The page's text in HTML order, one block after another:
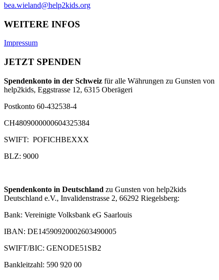
bea.wieland@help2kids.org
WEITERE INFOS
Impressum
JETZT SPENDEN
Spendenkonto in der Schweiz für alle Währungen zu Gunsten von
help2kids, Eggstrasse 12, 6315 Oberägeri
Postkonto 60-432538-4
CH4809000000604325384
SWIFT: POFICHBEXXX
BLZ: 9000
Spendenkonto in Deutschland zu Gunsten von help2kids
Deutschland e.V., Invalidenstrasse 2, 66292 Riegelsberg:
Bank: Vereinigte Volksbank eG Saarlouis
IBAN: DE14590920002603490005
SWIFT/BIC: GENODE51SB2
Bankleitzahl: 590 920 00